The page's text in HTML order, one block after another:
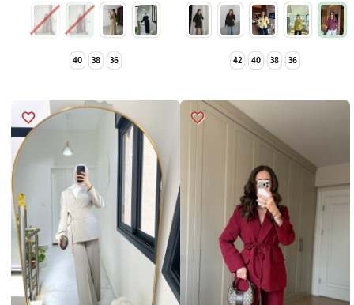
36
38
40
42
36
38
40
favorite_border
favorite_border